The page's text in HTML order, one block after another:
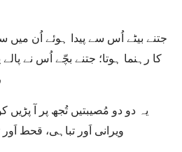
کا رہنما ہوتا؛ جتنے بچّے اُس نے
ویرانی اَور تباہی، قحط